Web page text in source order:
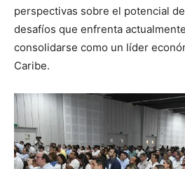
perspectivas sobre el potencial
desafíos que enfrenta
consolidarse como un líder
Caribe.